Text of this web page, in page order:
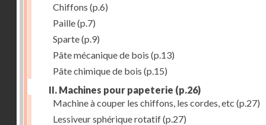
Chiffons (p.6)
Paille(p.7)
Sparte(p.9)
Pâte mécanique de bois (p.13)
Pâte chimique de bois (p.15)
II. Machines pour papeterie (p.26)
Machine à couper les chiffons, les cordes, etc (p.27)
Lessiveur sphérique rotatif(p.27)